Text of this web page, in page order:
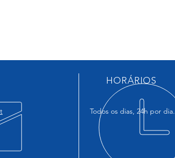
HORÁRIOS
Todos os dias, 24h por dia.